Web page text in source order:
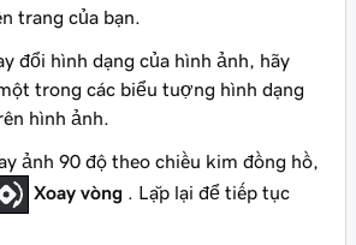
trang của bạn.
đổi hình dạng của hình ảnh, hãy
trong các biểu tượng hình dạng
hình ảnh.
ảnh 90 độ theo chiều kim đồng hồ,
Xoay vòng . Lặp lại để tiếp tục